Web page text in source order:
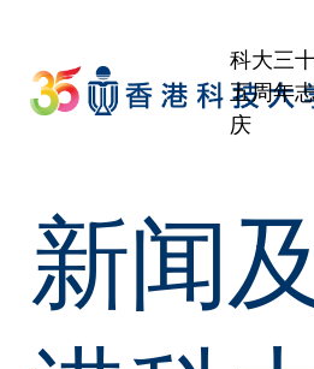
main
content
科大三
五周年
庆
新闻